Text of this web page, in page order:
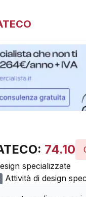
74.10
specializzate
Attività di design